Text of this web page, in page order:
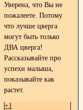
Уверена, что Вы не
пожалеете. Потому
что лучше цверга
могут быть только
ДВА цверга!
Рассказывайте про
успехи малыша,
показывайте как
растет.
+1